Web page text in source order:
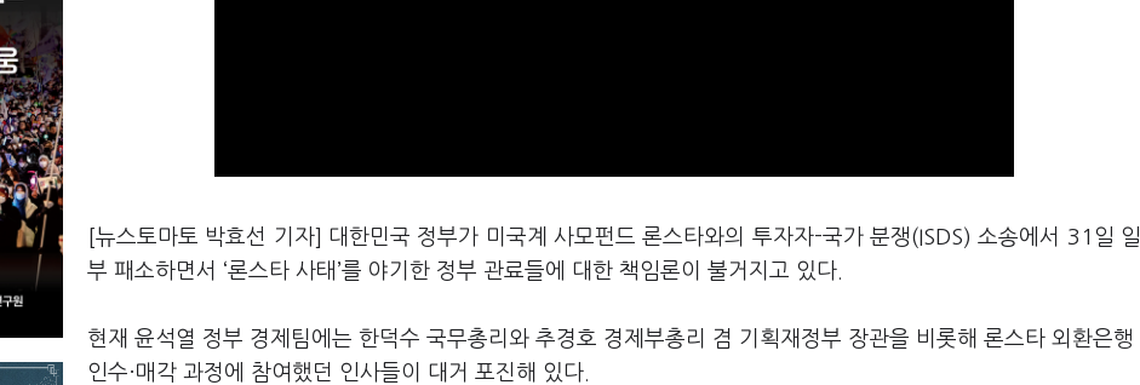
[뉴스토마토 박효선 기자] 대한민국 정부가 미국계 사모펀드 론스타와의 투자자-국가 분쟁(ISDS) 소송에서 31일 일
부 패소하면서 ‘론스타 사태’를 야기한 정부 관료들에 대한 책임론이 불거지고 있다.
현재 윤석열 정부 경제팀에는 한덕수 국무총리와 추경호 경제부총리 겸 기획재정부 장관을 비롯해 론스타 외환은행
인수·매각 과정에 참여했던 인사들이 대거 포진해 있다.